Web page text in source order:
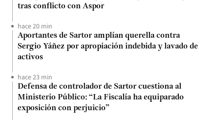
tras conflicto con Aspor
hace 20 min
Aportantes de Sartor amplían querella contra
Sergio Yáñez por apropiación indebida y lavado de
activos
hace 23 min
Defensa de controlador de Sartor cuestiona al
Ministerio Público: “La Fiscalía ha equiparado
exposición con perjuicio”